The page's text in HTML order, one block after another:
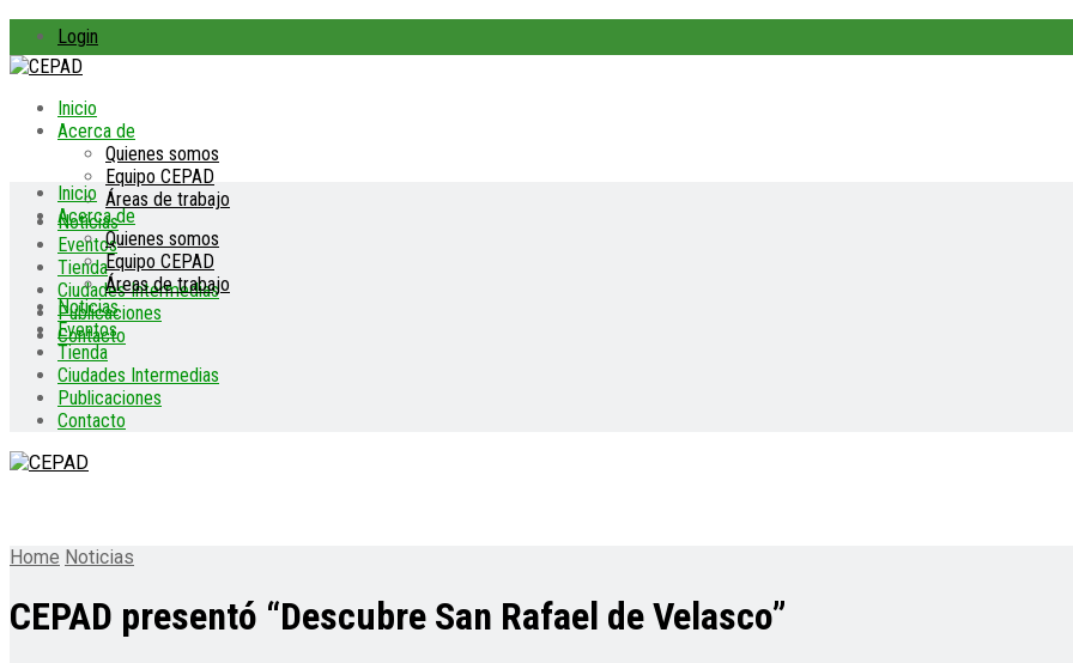
Login
Inicio
Acerca de
Quienes somos
Equipo CEPAD
Áreas de trabajo
Noticias
Eventos
Tienda
Ciudades Intermedias
Publicaciones
Contacto
Inicio
Acerca de
Quienes somos
Equipo CEPAD
Áreas de trabajo
Noticias
Eventos
Tienda
Ciudades Intermedias
Publicaciones
Contacto
Home Noticias
CEPAD presentó “Descubre San Rafael de Velasco”